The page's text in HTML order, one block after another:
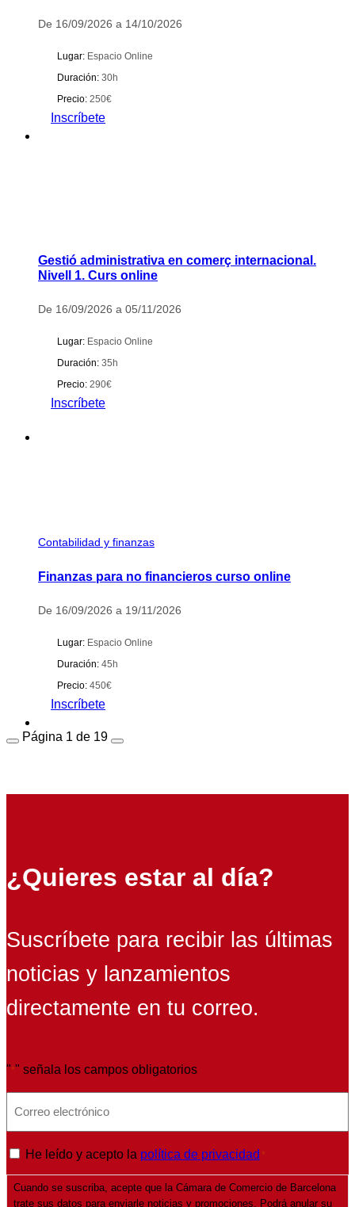
De 16/09/2026 a 14/10/2026
Lugar: Espacio Online
Duración: 30h
Precio: 250€
Inscríbete
Gestió administrativa en comerç internacional.
Nivell 1. Curs online
De 16/09/2026 a 05/11/2026
Lugar: Espacio Online
Duración: 35h
Precio: 290€
Inscríbete
Contabilidad y finanzas
Finanzas para no financieros curso online
De 16/09/2026 a 19/11/2026
Lugar: Espacio Online
Duración: 45h
Precio: 450€
Inscríbete
Página 1 de 19
¿Quieres estar al día?
Suscríbete para recibir las últimas
noticias y lanzamientos
directamente en tu correo.
"*" señala los campos obligatorios
P
o
He leído y acepto la política de privacidad *
Cuando se suscriba, acepte que la Cámara de Comercio de Barcelona
trate sus datos para enviarle noticias y promociones. Podrá anular su